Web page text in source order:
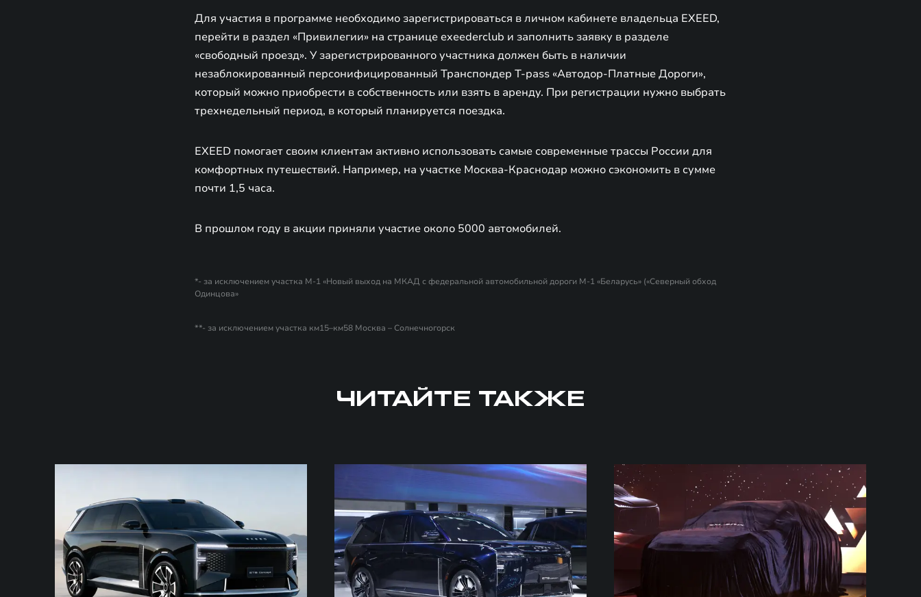
Для участия в программе необходимо зарегистрироваться в личном кабинете владельца EXEED,
перейти в раздел «Привилегии» на странице exeederclub и заполнить заявку в разделе
«свободный проезд». У зарегистрированного участника должен быть в наличии
незаблокированный персонифицированный Транспондер T-pass «Автодор-Платные Дороги»,
который можно приобрести в собственность или взять в аренду. При регистрации нужно выбрать
трехнедельный период, в который планируется поездка.
EXEED помогает своим клиентам активно использовать самые современные трассы России для
комфортных путешествий. Например, на участке Москва-Краснодар можно сэкономить в сумме
почти 1,5 часа.
В прошлом году в акции приняли участие около 5000 автомобилей.
*- за исключением участка М-1 «Новый выход на МКАД с федеральной автомобильной дороги М-1 «Беларусь» («Северный обход
Одинцова»
**- за исключением участка км15–км58 Москва – Солнечногорск
ЧИТАЙТЕ ТАКЖЕ